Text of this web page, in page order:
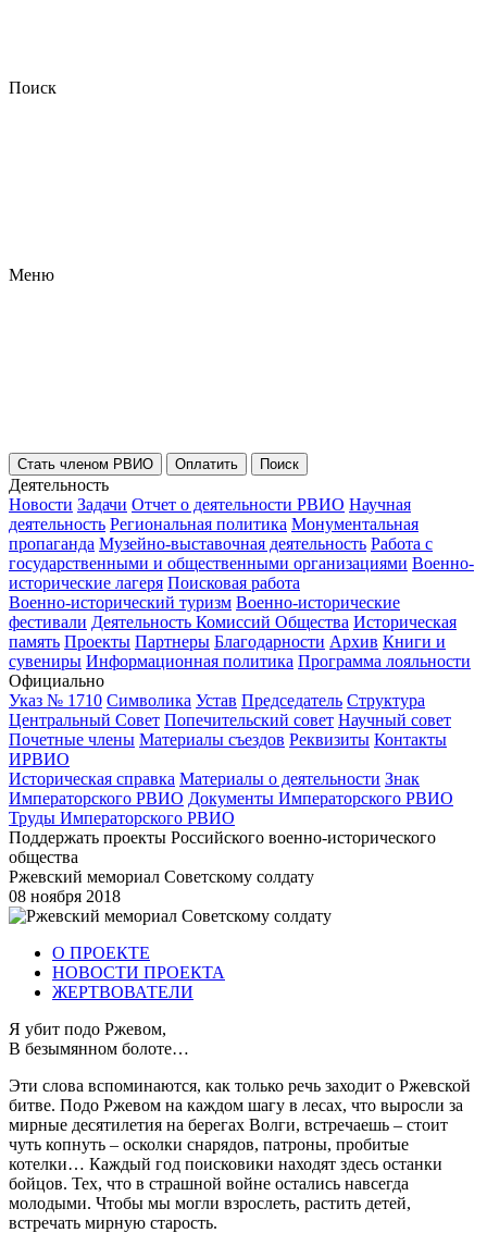
Поиск
Меню
Стать членом РВИО Оплатить Поиск
Деятельность
Новости Задачи Отчет о деятельности РВИО Научная
деятельность Региональная политика Монументальная
пропаганда Музейно-выставочная деятельность Работа с
государственными и общественными организациями Военно-
исторические лагеря Поисковая работа
Военно-исторический туризм Военно-исторические
фестивали Деятельность Комиссий Общества Историческая
память Проекты Партнеры Благодарности Архив Книги и
сувениры Информационная политика Программа лояльности
Официально
Указ № 1710 Символика Устав Председатель Структура
Центральный Совет Попечительский совет Научный совет
Почетные члены Материалы съездов Реквизиты Контакты
ИРВИО
Историческая справка Материалы о деятельности Знак
Императорского РВИО Документы Императорского РВИО
Труды Императорского РВИО
Поддержать проекты Российского военно-исторического
общества
Ржевский мемориал Советскому солдату
08 ноября 2018
О ПРОЕКТЕ
НОВОСТИ ПРОЕКТА
ЖЕРТВОВАТЕЛИ
Я убит подо Ржевом,
В безымянном болоте…
Эти слова вспоминаются, как только речь заходит о Ржевской
битве. Подо Ржевом на каждом шагу в лесах, что выросли за
мирные десятилетия на берегах Волги, встречаешь – стоит
чуть копнуть – осколки снарядов, патроны, пробитые
котелки… Каждый год поисковики находят здесь останки
бойцов. Тех, что в страшной войне остались навсегда
молодыми. Чтобы мы могли взрослеть, растить детей,
встречать мирную старость.